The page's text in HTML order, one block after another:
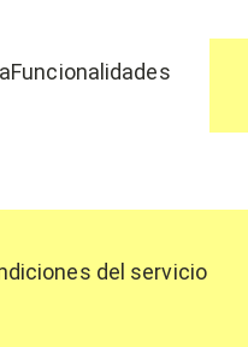
Funcionalidades
del servicio